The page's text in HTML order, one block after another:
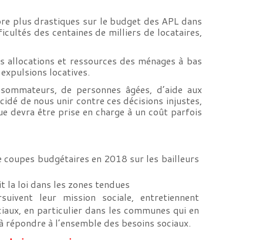
plus drastiques sur le budget des APL dans
des centaines de milliers de locataires,
et ressources des ménages à bas
locatives.
de personnes âgées, d’aide aux
de nous unir contre ces décisions injustes,
devra être prise en charge à un coût parfois
budgétaires en 2018 sur les bailleurs
la loi dans les zones tendues
leur mission sociale, entretiennent
en particulier dans les communes qui en
à l’ensemble des besoins sociaux.